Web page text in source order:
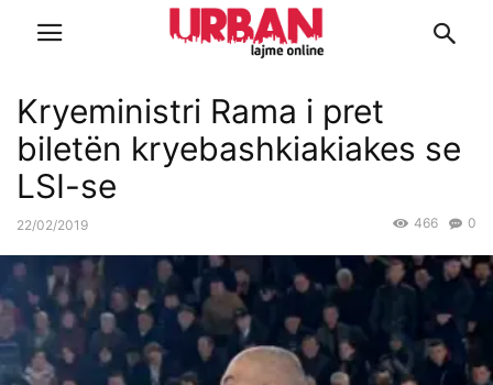
Kryeministri Rama i pret
biletën kryebashkiakiakes se
LSI-se
22/02/2019 0
466